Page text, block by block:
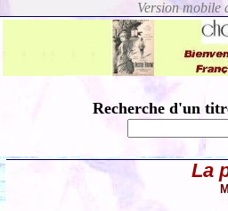
Recherche d'un
La